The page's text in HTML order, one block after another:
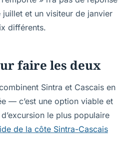
et un visiteur de janvier
différents.
faire les deux
Sintra et Cascais en
— c’est une option viable et
le plus populaire
de la côte Sintra-Cascais